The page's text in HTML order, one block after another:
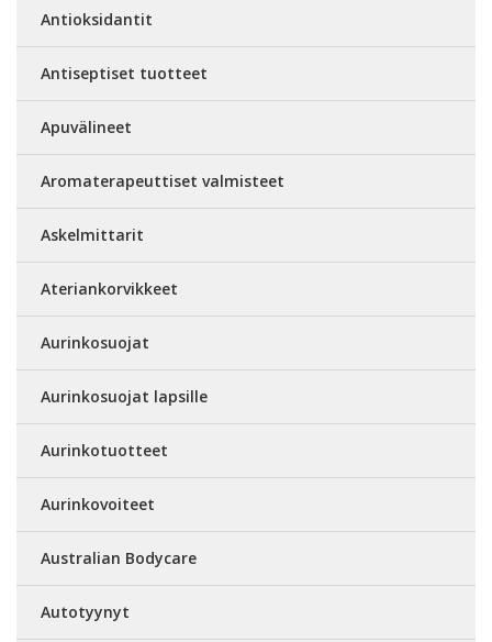
Antioksidantit
Antiseptiset tuotteet
Apuvälineet
Aromaterapeuttiset valmisteet
Askelmittarit
Ateriankorvikkeet
Aurinkosuojat
Aurinkosuojat lapsille
Aurinkotuotteet
Aurinkovoiteet
Australian Bodycare
Autotyynyt